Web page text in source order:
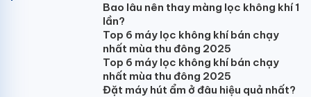
được ưa chuộng nhất 2023
Điều hòa Gree làm lạnh cực nhanh, vận
Thổi gió 4 hướng
Bao lâu nên thay màng lọc không khí 1
lần?
Top 6 máy lọc không khí bán chạy
nhất mùa thu đông 2025
Top 6 máy lọc không khí bán chạy
nhất mùa thu đông 2025
Đặt máy hút ẩm ở đâu hiệu quả nhất?